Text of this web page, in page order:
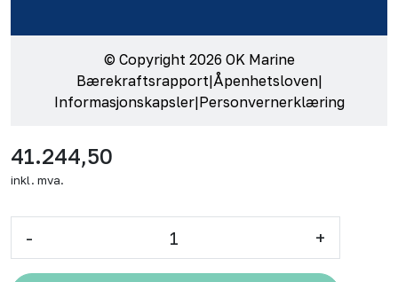
© Copyright 2026 OK Marine
Bærekraftsrapport|Åpenhetsloven|
Informasjonskapsler|Personvernerklæring
41.244,50
inkl. mva.
- +